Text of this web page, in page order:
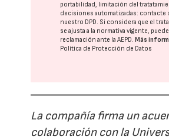
portabilidad, limitación del
decisiones automatizadas: contacte
nuestro DPD. Si considera que el
se ajusta a la normativa vigente,
reclamación ante laAEPD.Más
Política de Protección de Datos
La compañía firma un
colaboración con la